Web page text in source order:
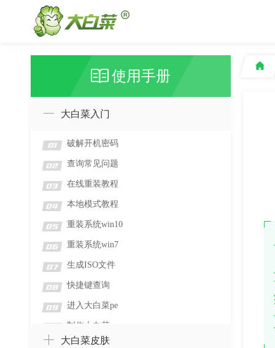
使用手册
大白菜入门
01 破解开机密码
02 查询常见问题
03 在线重装教程
04 本地模式教程
05 重装系统win10
06 重装系统win7
07 生成ISO文件
08 快捷键查询
09 进入大白菜pe
制作大白菜
大白菜皮肤